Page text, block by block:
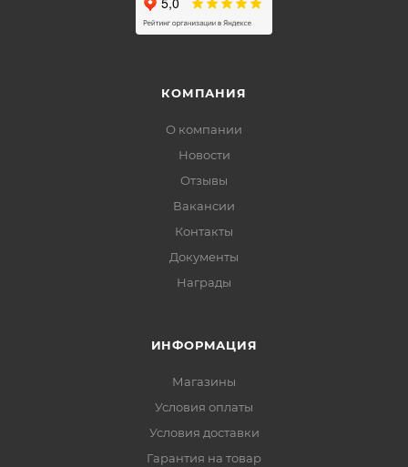
КОМПАНИЯ
О компании
Новости
Отзывы
Вакансии
Контакты
Документы
Награды
ИНФОРМАЦИЯ
Магазины
Условия оплаты
Условия доставки
Гарантия на товар